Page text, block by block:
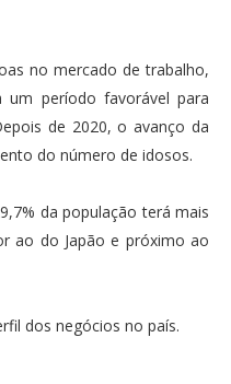
no mercado de trabalho,
período favorável para
de 2020, o avanço da
do número de idosos.
da população terá mais
ao do Japão e próximo ao
dos negócios no país.